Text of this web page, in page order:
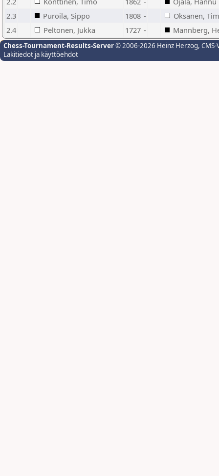
2.3
Puroila, Sippo 1808 -
Oksanen,
2.4
Peltonen, Jukka 1727 - Mannberg,
Chess-Tournament-Results-Server© 2006-2026 Heinz Herzog,
Lakitiedot ja käyttöehdot